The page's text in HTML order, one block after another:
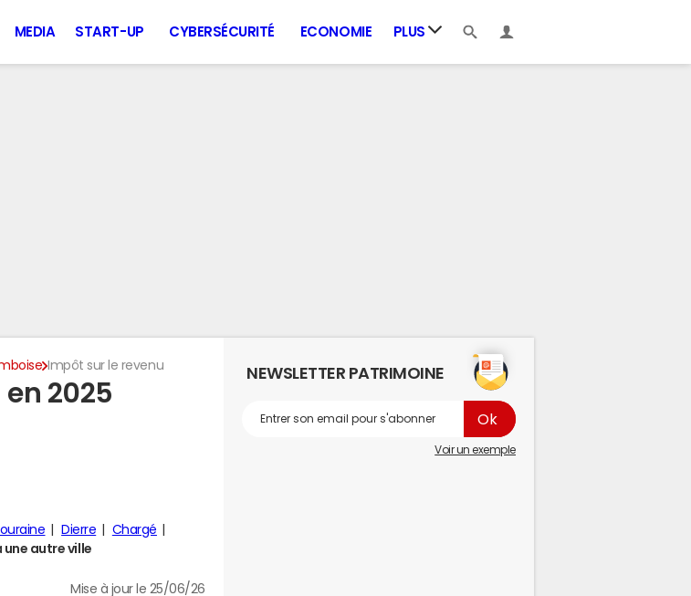
MEDIA START-UP CYBERSÉCURITÉ ECONOMIE PLUS
Impôt sur le revenu
2025
Dierre
Chargé
une autre ville
Mise à jour le 25/06/26
NEWSLETTER PATRIMOINE
Voir un exemple